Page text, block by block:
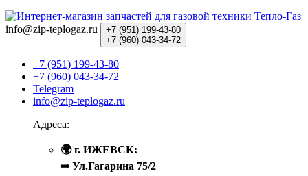
info@zip-teplogaz.ru +7 (951) 199-43-80
+7 (960) 043-34-72
+7 (951) 199-43-80
+7 (960) 043-34-72
Telegram
info@zip-teplogaz.ru
Адреса:
🌍 г. ИЖЕВСК:
➡ Ул.Гагарина 75/2